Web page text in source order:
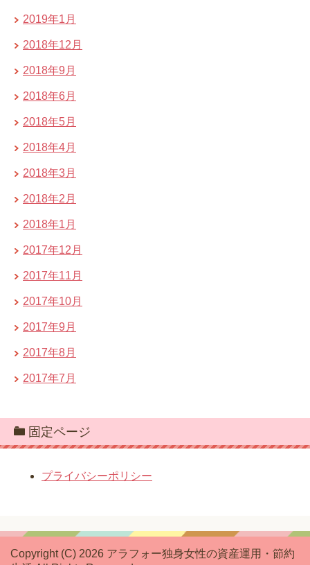
2019年1月
2018年12月
2018年9月
2018年6月
2018年5月
2018年4月
2018年3月
2018年2月
2018年1月
2017年12月
2017年11月
2017年10月
2017年9月
2017年8月
2017年7月
固定ページ
プライバシーポリシー
Copyright (C) 2026 アラフォー独身女性の資産運用・節約